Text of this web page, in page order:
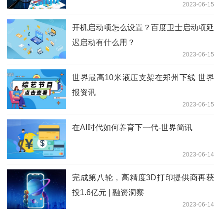
2023-06-15
开机启动项怎么设置？百度卫士启动项延
迟启动有什么用？
2023-06-15
世界最高10米液压支架在郑州下线 世界
报资讯
2023-06-15
在AI时代如何养育下一代-世界简讯
2023-06-14
完成第八轮，高精度3D打印提供商再获
投1.6亿元 | 融资洞察
2023-06-14